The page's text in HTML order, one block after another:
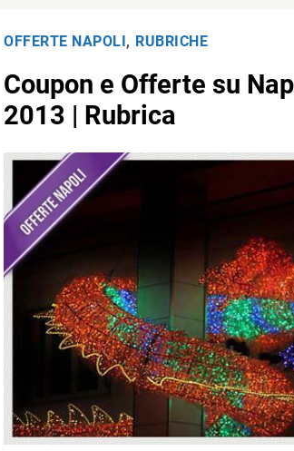
OFFERTE NAPOLI , RUBRICHE
Coupon e Offerte su
2013 | Rubrica